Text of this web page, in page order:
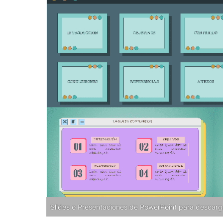
Slides o Presentaciones de PowerPoint para